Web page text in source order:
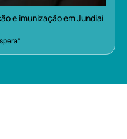
e imunização em Jundiaí